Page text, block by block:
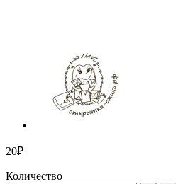
20₽
Количество